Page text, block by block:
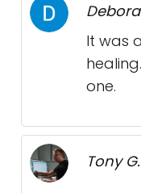
It was
one.
Tony G.